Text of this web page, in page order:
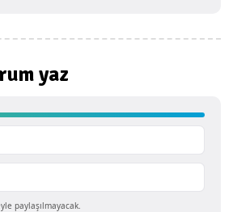
yaz
paylaşılmayacak.